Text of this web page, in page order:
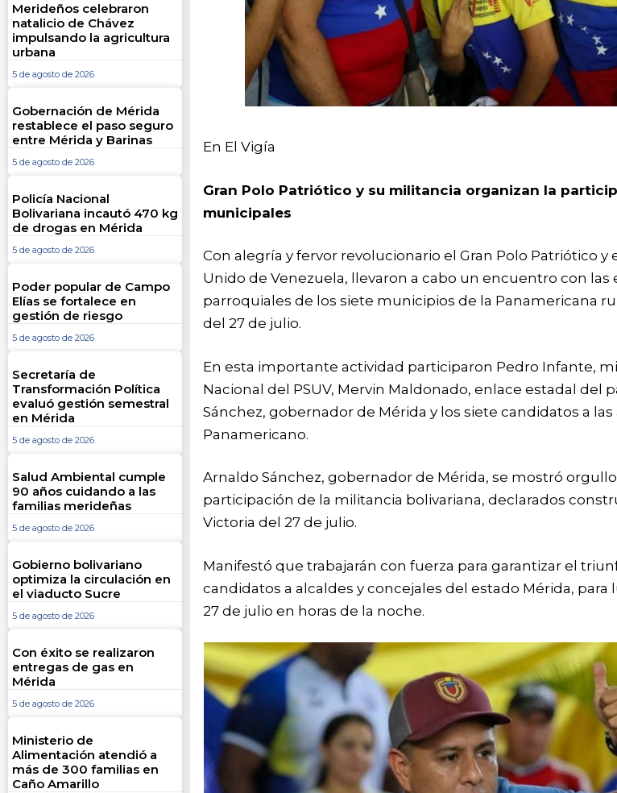
Merideños celebraron
natalicio de Chávez
impulsando la agricultura
urbana
5 de agosto de 2026
Gobernación de Mérida
restablece el paso seguro
entre Mérida y Barinas
5 de agosto de 2026
Policía Nacional
Bolivariana incautó 470 kg
de drogas en Mérida
5 de agosto de 2026
Poder popular de Campo
Elías se fortalece en
gestión de riesgo
5 de agosto de 2026
Secretaría de
Transformación Política
evaluó gestión semestral
en Mérida
5 de agosto de 2026
Salud Ambiental cumple
90 años cuidando a las
familias merideñas
5 de agosto de 2026
Gobierno bolivariano
optimiza la circulación en
el viaducto Sucre
5 de agosto de 2026
Con éxito se realizaron
entregas de gas en
Mérida
5 de agosto de 2026
Ministerio de
Alimentación atendió a
más de 300 familias en
Caño Amarillo
En El Vigía
Gran Polo Patriótico y su militancia organizan la
municipales
Con alegría y fervor revolucionario el Gran Polo Patriótico y
Unido de Venezuela, llevaron a cabo un encuentro con las
parroquiales de los siete municipios de la Panamericana
del 27 de julio.
En esta importante actividad participaron Pedro Infante,
Nacional del PSUV, Mervin Maldonado, enlace estadal del
Sánchez, gobernador de Mérida y los siete candidatos a
Panamericano.
Arnaldo Sánchez, gobernador de Mérida, se mostró
participación de la militancia bolivariana, declarados
Victoria del 27 de julio.
Manifestó que trabajarán con fuerza para garantizar el
candidatos a alcaldes y concejales del estado Mérida,
27 de julio en horas de la noche.